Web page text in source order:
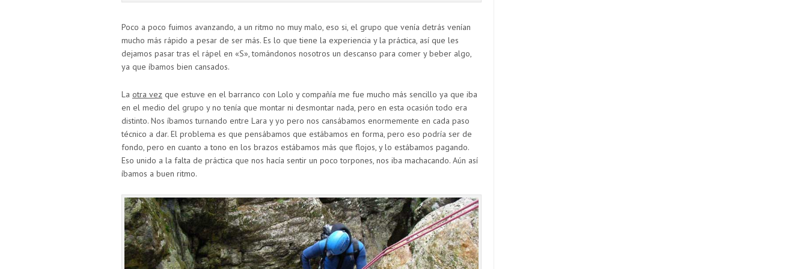
Poco a poco fuimos avanzando, a un ritmo no muy malo, eso si, el grupo que venía detrás venían
mucho más rápido a pesar de ser más. Es lo que tiene la experiencia y la práctica, así que les
dejamos pasar tras el rápel en «S», tomándonos nosotros un descanso para comer y beber algo,
ya que íbamos bien cansados.
La otra vez que estuve en el barranco con Lolo y compañía me fue mucho más sencillo ya que iba
en el medio del grupo y no tenía que montar ni desmontar nada, pero en esta ocasión todo era
distinto. Nos íbamos turnando entre Lara y yo pero nos cansábamos enormemente en cada paso
técnico a dar. El problema es que pensábamos que estábamos en forma, pero eso podría ser de
fondo, pero en cuanto a tono en los brazos estábamos más que flojos, y lo estábamos pagando.
Eso unido a la falta de práctica que nos hacía sentir un poco torpones, nos iba machacando. Aún así
íbamos a buen ritmo.